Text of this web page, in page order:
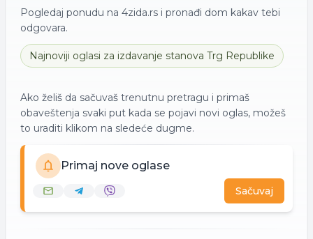
Pogledaj ponudu na 4zida.rs i pronađi dom kakav tebi
odgovara.
Najnoviji oglasi za izdavanje stanova Trg Republike
Ako želiš da sačuvaš trenutnu pretragu i primaš
obaveštenja svaki put kada se pojavi novi oglas, možeš
to uraditi klikom na sledeće dugme.
Primaj nove oglase
Sačuvaj